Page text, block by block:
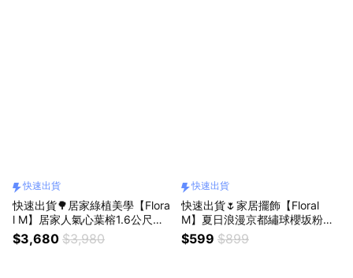
快速出貨
快速出貨🌳居家綠植美學【Flora
l M】居家人氣心葉榕1.6公尺室
內大型仿真植栽（贈送花盆）
$3,680 $3,980
快速出貨
快速出貨🌷家居擺飾【Floral
M】夏日浪漫京都繡球櫻坂粉仿
真花禮
$599 $899